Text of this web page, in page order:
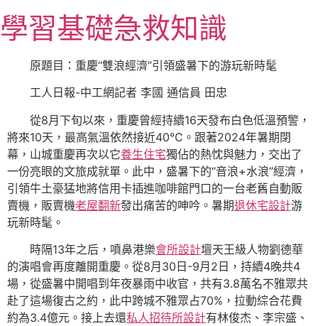
至
主
學習基礎急救知識
原題目：重慶“雙浪經濟”引領盛暑下的游玩新時髦
工人日報-中工網記者 李國 通信員 田忠
從8月下旬以來，重慶曾經持續16天發布白色低溫預警，
將來10天，最高氣溫依然接近40℃。跟著2024年暑期閉
幕，山城重慶再次以它養生住宅獨佔的熱忱與魅力，交出了
一份亮眼的文旅成就單。此中，盛暑下的“音浪+水浪”經濟，
引領牛土豪猛地將信用卡插進咖啡館門口的一台老舊自動販
賣機，販賣機老屋翻新發出痛苦的呻吟。暑期退休宅設計游
玩新時髦。
時隔13年之后，噴鼻港樂會所設計壇天王級人物劉德華
的演唱會再度離開重慶。從8月30日-9月2日，持續4晚共4
場，從盛暑中開唱到年夜暴雨中收官，共有3.8萬名不雅眾共
赴了這場復古之約，此中跨城不雅眾占70%，拉動綜合花費
約為3.4億元。接上去還私人招待所設計有林俊杰、李宗盛、